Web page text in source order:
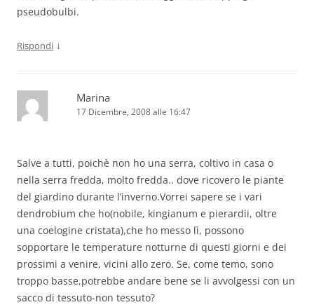
pseudobulbi.
Rispondi ↓
Marina
17 Dicembre, 2008 alle 16:47
Salve a tutti, poichè non ho una serra, coltivo in casa o
nella serra fredda, molto fredda.. dove ricovero le piante
del giardino durante l’inverno.Vorrei sapere se i vari
dendrobium che ho(nobile, kingianum e pierardii, oltre
una coelogine cristata),che ho messo lì, possono
sopportare le temperature notturne di questi giorni e dei
prossimi a venire, vicini allo zero. Se, come temo, sono
troppo basse,potrebbe andare bene se li avvolgessi con un
sacco di tessuto-non tessuto?